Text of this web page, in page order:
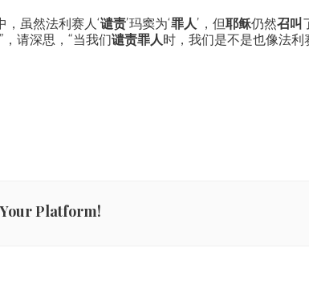
，虽然法利赛人‘谴责’玛窦为‘罪人’，但耶稣仍然召叫
”，请深思，“当我们谴责罪人时，我们是不是也像法利
Your Platform!